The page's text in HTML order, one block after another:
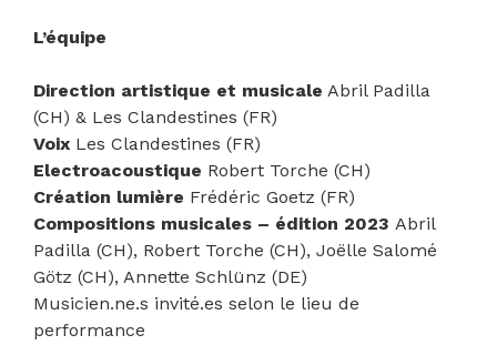
L’équipe
Direction artistique et musicale Abril Padilla
(CH) & Les Clandestines (FR)
Voix Les Clandestines (FR)
Electroacoustique Robert Torche (CH)
Création lumière Frédéric Goetz (FR)
Compositions musicales – édition 2023 Abril
Padilla (CH), Robert Torche (CH), Joëlle Salomé
Götz (CH), Annette Schlünz (DE)
Musicien.ne.s invité.es selon le lieu de
performance